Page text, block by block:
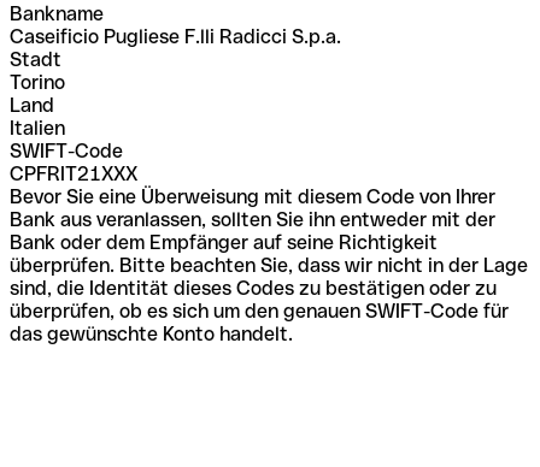
Bankname
Caseificio Pugliese F.lli Radicci S.p.a.
Stadt
Torino
Land
Italien
SWIFT-Code
CPFRIT21XXX
Bevor Sie eine Überweisung mit diesem Code von Ihrer
Bank aus veranlassen, sollten Sie ihn entweder mit der
Bank oder dem Empfänger auf seine Richtigkeit
überprüfen. Bitte beachten Sie, dass wir nicht in der Lage
sind, die Identität dieses Codes zu bestätigen oder zu
überprüfen, ob es sich um den genauen SWIFT-Code für
das gewünschte Konto handelt.